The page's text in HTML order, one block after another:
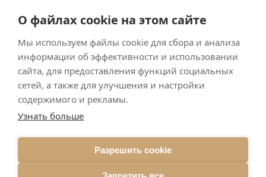
О файлах cookie на этом сайте
Мы используем файлы cookie для сбора и анализа
информации об эффективности и использовании
сайта, для предоставления функций социальных
сетей, а также для улучшения и настройки
содержимого и рекламы.
Узнать больше
Разрешить cookie
Made bySmart Team
ImpressumDatenschutz
Подписывайтесь на меня в Телеграм
Подписаться